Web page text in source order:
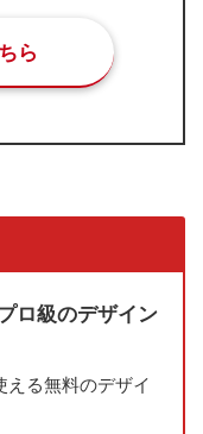
ら
ロ級のデザイン
る無料のデザイ